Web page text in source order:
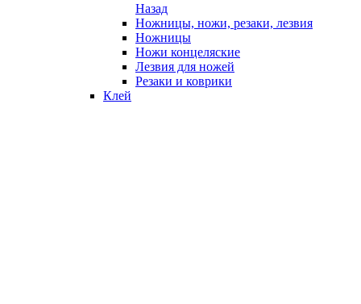
Назад
Ножницы, ножи, резаки, лезвия
Ножницы
Ножи концеляские
Лезвия для ножей
Резаки и коврики
Клей